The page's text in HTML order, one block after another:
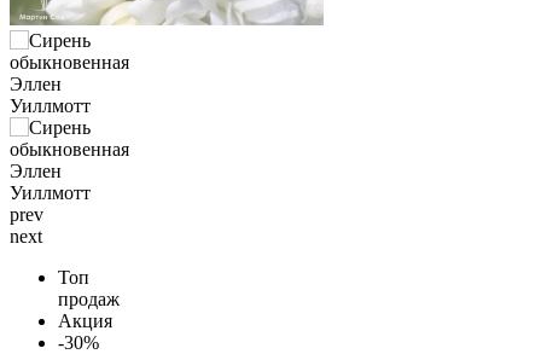
prev
next
Топ
продаж
Акция
-30%